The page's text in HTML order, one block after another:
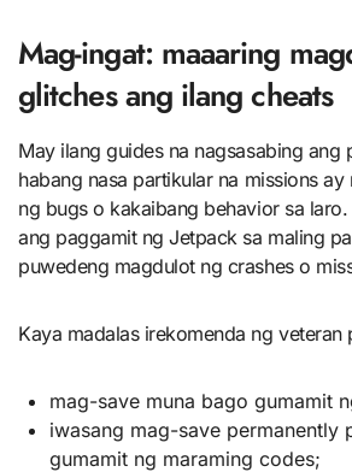
Mag-ingat: maaaring
glitches ang ilang cheats
May ilang guides na nagsasabing ang
habang nasa partikular na missions
ng bugs o kakaibang behavior sa
ang paggamit ng Jetpack sa maling
puwedeng magdulot ng crashes o
Kaya madalas irekomenda ng veteran
mag-save muna bago gumamit
iwasang mag-save permanently
gumamit ng maraming codes;